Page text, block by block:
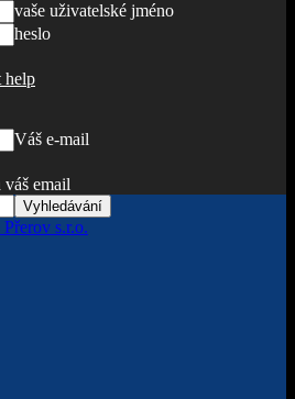
vaše uživatelské jméno
heslo
help
Váš e-mail
váš email
s.r.o.